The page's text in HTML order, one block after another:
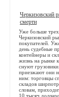
Черкизовский
смерти
Уже больше трех
Черкизовский
покупателей.
день судебные
контейнеры и
жизнь на рынке
снуют
приезжают они
ним: торговцы
складов
словам,
10 тысяч